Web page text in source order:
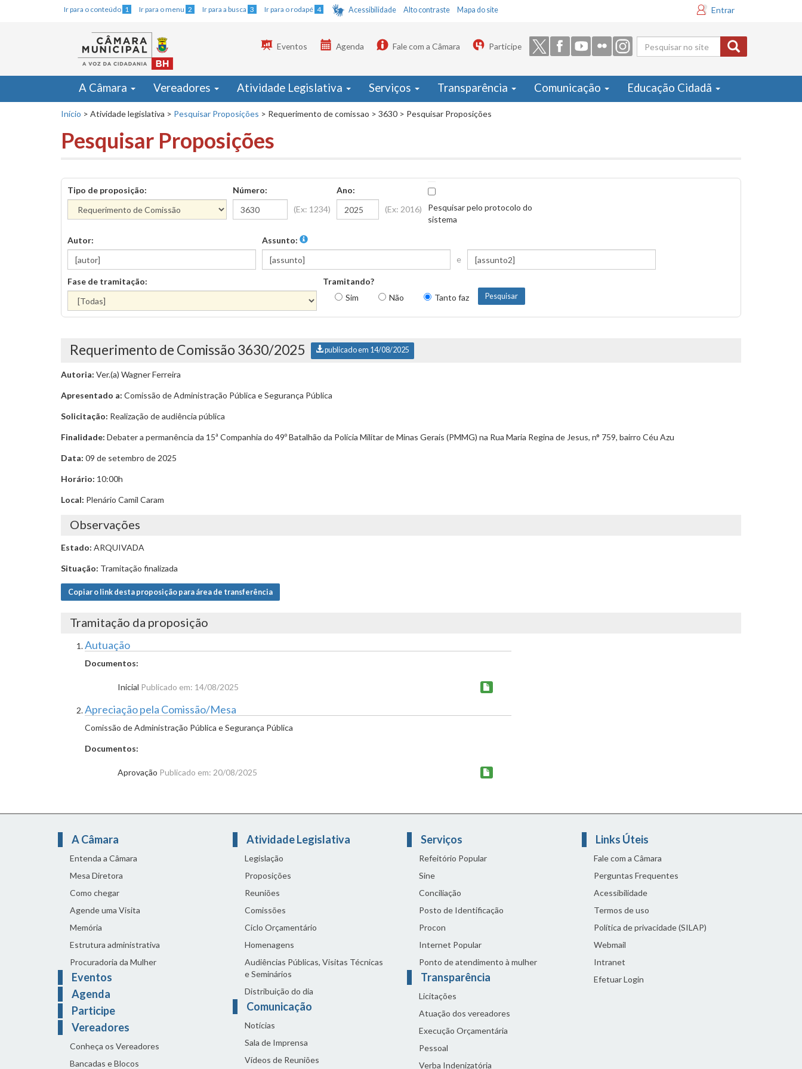
Ir para o conteúdo 1 Ir para o menu 2 Ir para a busca 3 Ir para o rodapé 4 Acessibilidade Alto contraste Mapa do site Entrar
Formulário
de busca
Eventos Agenda Fale com a Câmara Participe
A Câmara Vereadores Atividade Legislativa Serviços Transparência Comunicação Educação Cidadã
Início > Atividade legislativa > Pesquisar Proposições > Requerimento de comissao > 3630 > Pesquisar Proposições
Pesquisar Proposições
Tipo de proposição:
Número:
(Ex: 1234)
Ano:
(Ex: 2016)
Pesquisar pelo protocolo do
sistema
Autor:
Assunto:
e
Fase de tramitação:
Tramitando?
Sim
Não Tanto faz
Requerimento de Comissão 3630/2025 publicado em 14/08/2025
Autoria: Ver.(a) Wagner Ferreira
Apresentado a: Comissão de Administração Pública e Segurança Pública
Solicitação: Realização de audiência pública
Finalidade: Debater a permanência da 15ª Companhia do 49º Batalhão da Polícia Militar de Minas Gerais (PMMG) na Rua Maria Regina de Jesus, n° 759, bairro Céu Azu
Data: 09 de setembro de 2025
Horário: 10:00h
Local: Plenário Camil Caram
Observações
Estado: ARQUIVADA
Situação: Tramitação finalizada
Copiar o link desta proposição para área de transferência
Tramitação da proposição
Autuação
Documentos:
Inicial Publicado em: 14/08/2025
Apreciação pela Comissão/Mesa
Comissão de Administração Pública e Segurança Pública
Documentos:
Aprovação Publicado em: 20/08/2025
A Câmara
Entenda a Câmara
Mesa Diretora
Como chegar
Agende uma Visita
Memória
Estrutura administrativa
Procuradoria da Mulher
Eventos
Agenda
Participe
Vereadores
Conheça os Vereadores
Bancadas e Blocos
Atividade Legislativa
Legislação
Proposições
Reuniões
Comissões
Ciclo Orçamentário
Homenagens
Audiências Públicas, Visitas Técnicas
e Seminários
Distribuição do dia
Comunicação
Notícias
Sala de Imprensa
Vídeos de Reuniões
Serviços
Refeitório Popular
Sine
Conciliação
Posto de Identificação
Procon
Internet Popular
Ponto de atendimento à mulher
Transparência
Licitações
Atuação dos vereadores
Execução Orçamentária
Pessoal
Verba Indenizatória
Links Úteis
Fale com a Câmara
Perguntas Frequentes
Acessibilidade
Termos de uso
Política de privacidade (SILAP)
Webmail
Intranet
Efetuar Login